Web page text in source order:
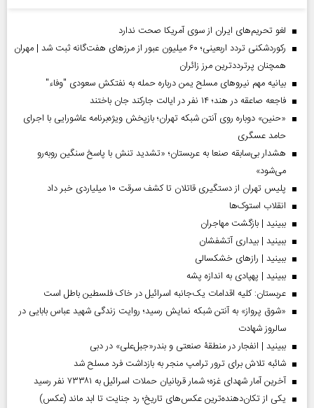
لغو تحریم‌های ایران از سوی آمریکا صحت ندارد
رکوردشکنی تردد اربعینی؛ ۶۰ میلیون عبور از مرزهای هفت‌گانه ثبت شد | مهران
همچنان پرترددترین مرز زائران
بیانیه مهم نیروهای مسلح یمن درباره حمله به نفتکش سعودی "وفاء"
فاجعه صاعقه در هند؛ ۱۴ نفر در ایالت جارکند جان باختند
«حنین» دوباره روی آنتن شبکه تهران؛ بازپخش ویژه‌برنامه عاشورایی با اجرای
حامد عسگری
هشدار بی‌سابقه صنعا به عربستان؛ «تشدید تنش با پاسخ سنگین روبه‌رو
می‌شود»
پلیس تهران از دستگیری قاتلان تا کشف سرقت ۱۰ میلیاردی خبر داد
انقلاب استوک‌ها
ببینید | بازگشت مهاجران
ببینید | بیداری آتشفشان
ببینید | رازهای خشکسالی
ببینید | پهپادی به اندازه پشه
عربستان: کلیه اقدامات یک‌جانبه اسرائیل در خاک فلسطین باطل است
«شوق پرواز» به آنتن شبکه نمایش رسید؛ روایت زندگی شهید عباس بابایی در
سالروز شهادت
ببینید | انفجار در منطقۀ صنعتی و بندر«جبل‌علی» در دبی
شائبه تلاش برای ترور ترامپ منجر به بازداشت فرد مسلح شد
آخرین آمار شهدای غزه؛ شمار قربانیان حملات اسرائیل به ۷۳۳۸۱ نفر رسید
یکی از تکان‌دهنده‌ترین عکس‌های تاریخ؛ رد جنایت تا ابد ماند (عکس)